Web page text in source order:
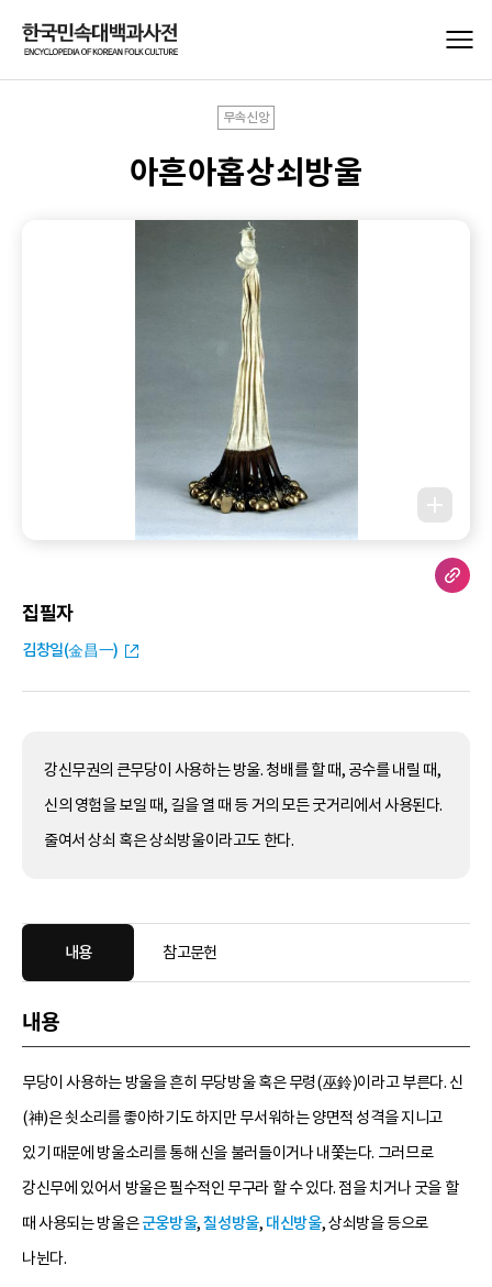
무속신앙
아흔아홉상쇠방울
집필자
김창일(金昌一)
강신무권의 큰무당이 사용하는 방울. 청배를 할 때, 공수를 내릴 때,
신의 영험을 보일 때, 길을 열 때 등 거의 모든 굿거리에서 사용된다.
줄여서 상쇠 혹은 상쇠방울이라고도 한다.
내용 참고문헌
내용
무당이 사용하는 방울을 흔히 무당방울 혹은 무령(巫鈴)이라고 부른다. 신
(神)은 쇳소리를 좋아하기도 하지만 무서워하는 양면적 성격을 지니고
있기 때문에 방울소리를 통해 신을 불러들이거나 내쫓는다. 그러므로
강신무에 있어서 방울은 필수적인 무구라 할 수 있다. 점을 치거나 굿을 할
때 사용되는 방울은군웅방울,칠성방울, 대신방울, 상쇠방을 등으로
나뉜다.